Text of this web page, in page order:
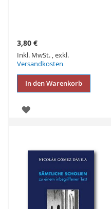
3,80 €
Inkl. MwSt. ,exkl.
Versandkosten
In den Warenkorb
ZUR